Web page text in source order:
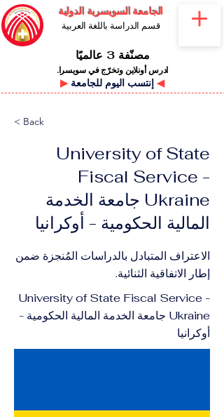
الجامعة السويسرية الدولية
قسم الدراسة باللغة العربية
مصنّفة 3 عالميًا
ادرس أونلاين وتخرّج في سويسرا.
▶ ◀
< Back
University of State
Fiscal Service -
Ukraine جامعة الخدمة
المالية الحكومية - أوكرانيا
الاعتراف المتبادل بالدراسات المُنجزة ضمن
إطار الاتفاقية الثنائية.
University of State Fiscal Service -
Ukraine جامعة الخدمة المالية الحكومية -
أوكرانيا